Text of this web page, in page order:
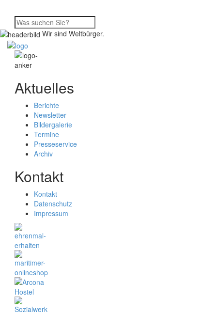
Wir sind Weltbürger.
Aktuelles
Berichte
Newsletter
Bildergalerie
Termine
Presseservice
Archiv
Kontakt
Kontakt
Datenschutz
Impressum